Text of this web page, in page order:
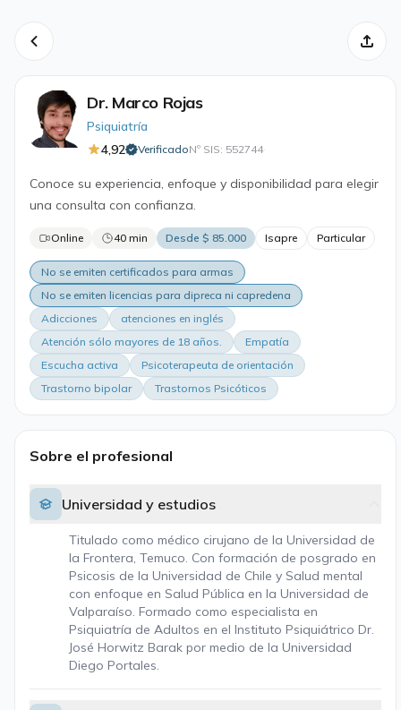
Dr. Marco Rojas
Psiquiatría
4,92
VerificadoNº SIS: 552744·
Conoce su experiencia, enfoque y disponibilidad para elegir
una consulta con confianza.
Online 40 min Desde $ 85.000 Isapre Particular
No se emiten certificados para armas
No se emiten licencias para dipreca ni capredena
Adicciones
atenciones en inglés
Atención sólo mayores de 18 años.
Empatía
Escucha activa
Psicoterapeuta de orientación
Trastorno bipolar
Trastornos Psicóticos
Sobre el profesional
Universidad y estudios
Titulado como médico cirujano de la Universidad de
la Frontera, Temuco. Con formación de posgrado en
Psicosis de la Universidad de Chile y Salud mental
con enfoque en Salud Pública en la Universidad de
Valparaíso. Formado como especialista en
Psiquiatría de Adultos en el Instituto Psiquiátrico Dr.
José Horwitz Barak por medio de la Universidad
Diego Portales.